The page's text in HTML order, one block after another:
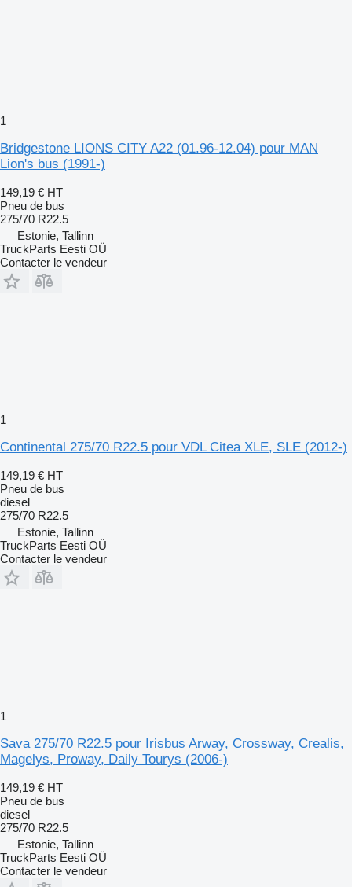
1
Bridgestone LIONS CITY A22 (01.96-12.04) pour MAN
Lion's bus (1991-)
149,19 € HT
Pneu de bus
275/70 R22.5
Estonie, Tallinn
TruckParts Eesti OÜ
Contacter le vendeur
1
Continental 275/70 R22.5 pour VDL Citea XLE, SLE (2012-)
149,19 € HT
Pneu de bus
diesel
275/70 R22.5
Estonie, Tallinn
TruckParts Eesti OÜ
Contacter le vendeur
1
Sava 275/70 R22.5 pour Irisbus Arway, Crossway, Crealis,
Magelys, Proway, Daily Tourys (2006-)
149,19 € HT
Pneu de bus
diesel
275/70 R22.5
Estonie, Tallinn
TruckParts Eesti OÜ
Contacter le vendeur